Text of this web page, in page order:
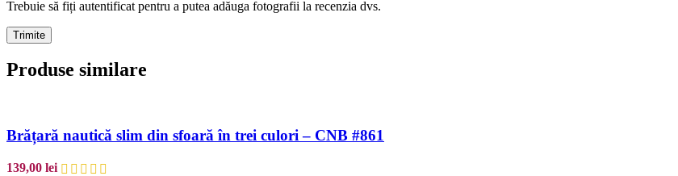
Trebuie să fiți autentificat pentru a putea adăuga fotografii la recenzia dvs.
Produse similare
Brățară nautică slim din sfoară în trei culori – CNB #861
139,00 lei